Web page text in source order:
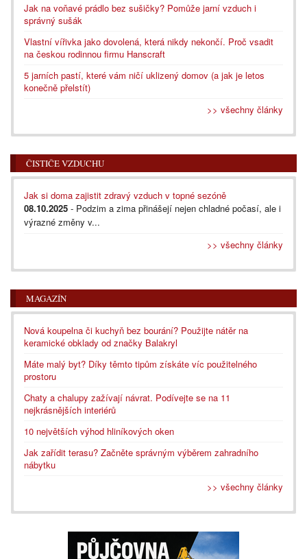
Jak na voňavé prádlo bez sušičky? Pomůže jarní vzduch i
správný sušák
Vlastní vířivka jako dovolená, která nikdy nekončí. Proč vsadit
na českou rodinnou firmu Hanscraft
5 jarních pastí, které vám ničí uklizený domov (a jak je letos
konečně přelstít)
>> všechny články
ČISTIČE VZDUCHU
Jak si doma zajistit zdravý vzduch v topné sezóně
08.10.2025 - Podzim a zima přinášejí nejen chladné počasí, ale i
výrazné změny v...
>> všechny články
MAGAZÍN
Nová koupelna či kuchyň bez bourání? Použijte nátěr na
keramické obklady od značky Balakryl
Máte malý byt? Díky těmto tipům získáte víc použitelného
prostoru
Chaty a chalupy zažívají návrat. Podívejte se na 11
nejkrásnějších interiérů
10 největších výhod hliníkových oken
Jak zařídit terasu? Začněte správným výběrem zahradního
nábytku
>> všechny články